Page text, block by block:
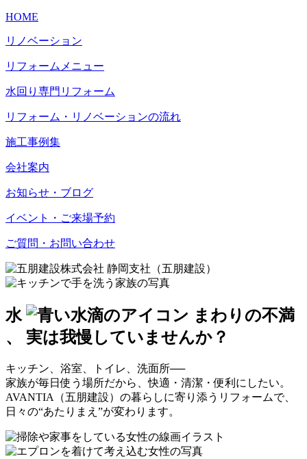
HOME
リノベーション
リフォームメニュー
水回り専門リフォーム
リフォーム・リノベーションの流れ
施工事例集
会社案内
お知らせ・ブログ
イベント・ご来場予約
ご質問・お問い合わせ
静岡支社（五朋建設）
水 まわりの不満
、
実は我慢 していませんか？
キッチン、浴室、トイレ、洗面所──
家族が毎日使う場所だから、快適・清潔・便利にしたい。
AVANTIA（五朋建設）の暮らしに寄り添うリフォームで、
日々の“あたりまえ”が変わります。